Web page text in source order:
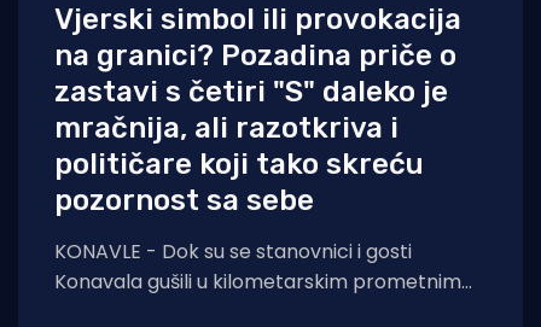
Vjerski simbol ili provokacija
na granici? Pozadina priče o
zastavi s četiri "S" daleko je
mračnija, ali razotkriva i
političare koji tako skreću
pozornost sa sebe
KONAVLE - Dok su se stanovnici i gosti
Konavala gušili u kilometarskim prometnim